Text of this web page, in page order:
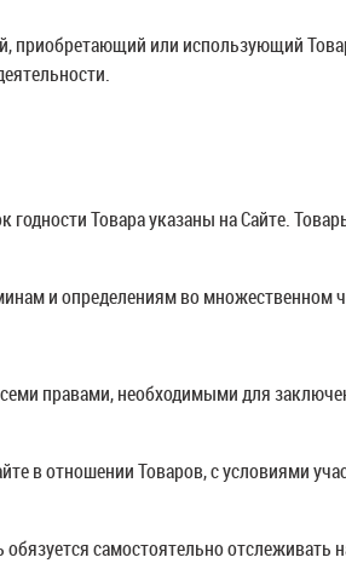
приобретающий или использующий
Товара указаны на Сайте.
и определениям во множественном
правами, необходимыми для
в отношении Товаров, с условиями
самостоятельно отслеживать
Клубничное мороженое
250 мл.
насыщенным вкусом